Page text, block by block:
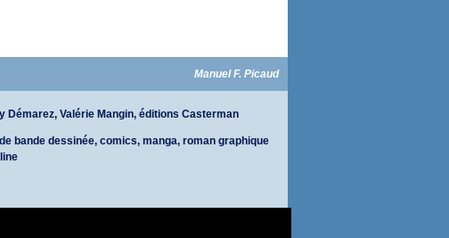
Manuel F. Picaud
Démarez, Valérie Mangin, éditions Casterman
bande dessinée, comics, manga, roman graphique